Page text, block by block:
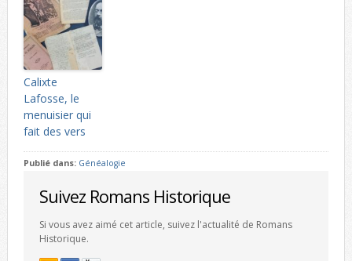
Calixte
Lafosse, le
menuisier qui
fait des vers
Publié dans: Généalogie
Suivez Romans Historique
Si vous avez aimé cet article, suivez l'actualité de Romans
Historique.